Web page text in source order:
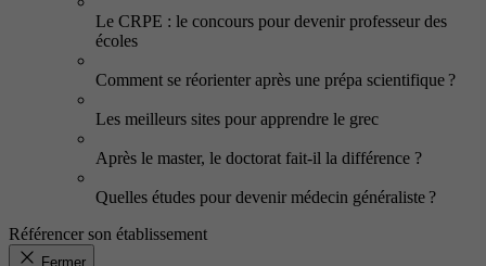
Le CRPE : le concours pour devenir professeur des
écoles
Comment se réorienter après une prépa scientifique ?
Les meilleurs sites pour apprendre le grec
Après le master, le doctorat fait-il la différence ?
Quelles études pour devenir médecin généraliste ?
Référencer son établissement
Fermer